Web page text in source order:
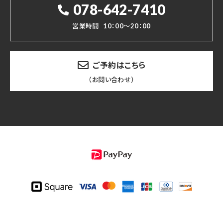
078-642-7410
営業時間 10：00～20：00
ご予約はこちら
（お問い合わせ）